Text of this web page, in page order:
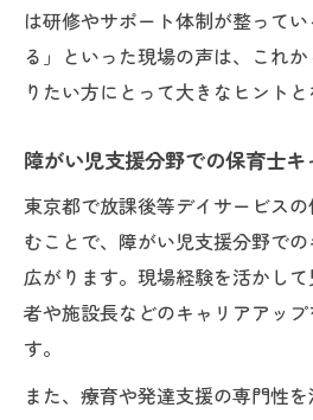
は研修やサポート体制が整って
る」といった現場の声は、これ
りたい方にとって大きなヒントと
障がい児支援分野での保育士キ
東京都で放課後等デイサービス
むことで、障がい児支援分野で
広がります。現場経験を活かし
者や施設長などのキャリアアッ
す。
また、療育や発達支援の専門性